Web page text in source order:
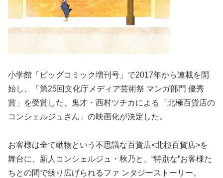
小学館「ビッグコミック増刊号」で2017年から連載を開
始し、「第25回文化庁メディア芸術祭 マンガ部門 優秀
賞」を受賞した、鬼才・西村ツチカによる「北極百貨店の
コンシェルジュさん」の映画化が決定した。
お客様は全て動物という不思議な百貨店<北極百貨店>を
舞台に、新人コンシェルジュ・秋乃と、“特別な”お客様た
ちとの間で繰り広げられるファ ンタジーストーリー。